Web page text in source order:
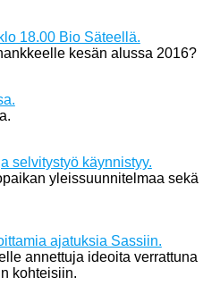
18.00 Bio Säteellä.
kesän alussa 2016?
selvitystyö käynnistyy.
yleissuunnitelmaa sekä
ajatuksia Sassiin.
annettuja ideoita verrattuna
kohteisiin.